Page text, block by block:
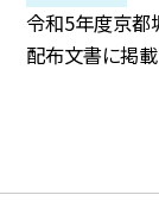
令和5年度京都
配布文書に掲載